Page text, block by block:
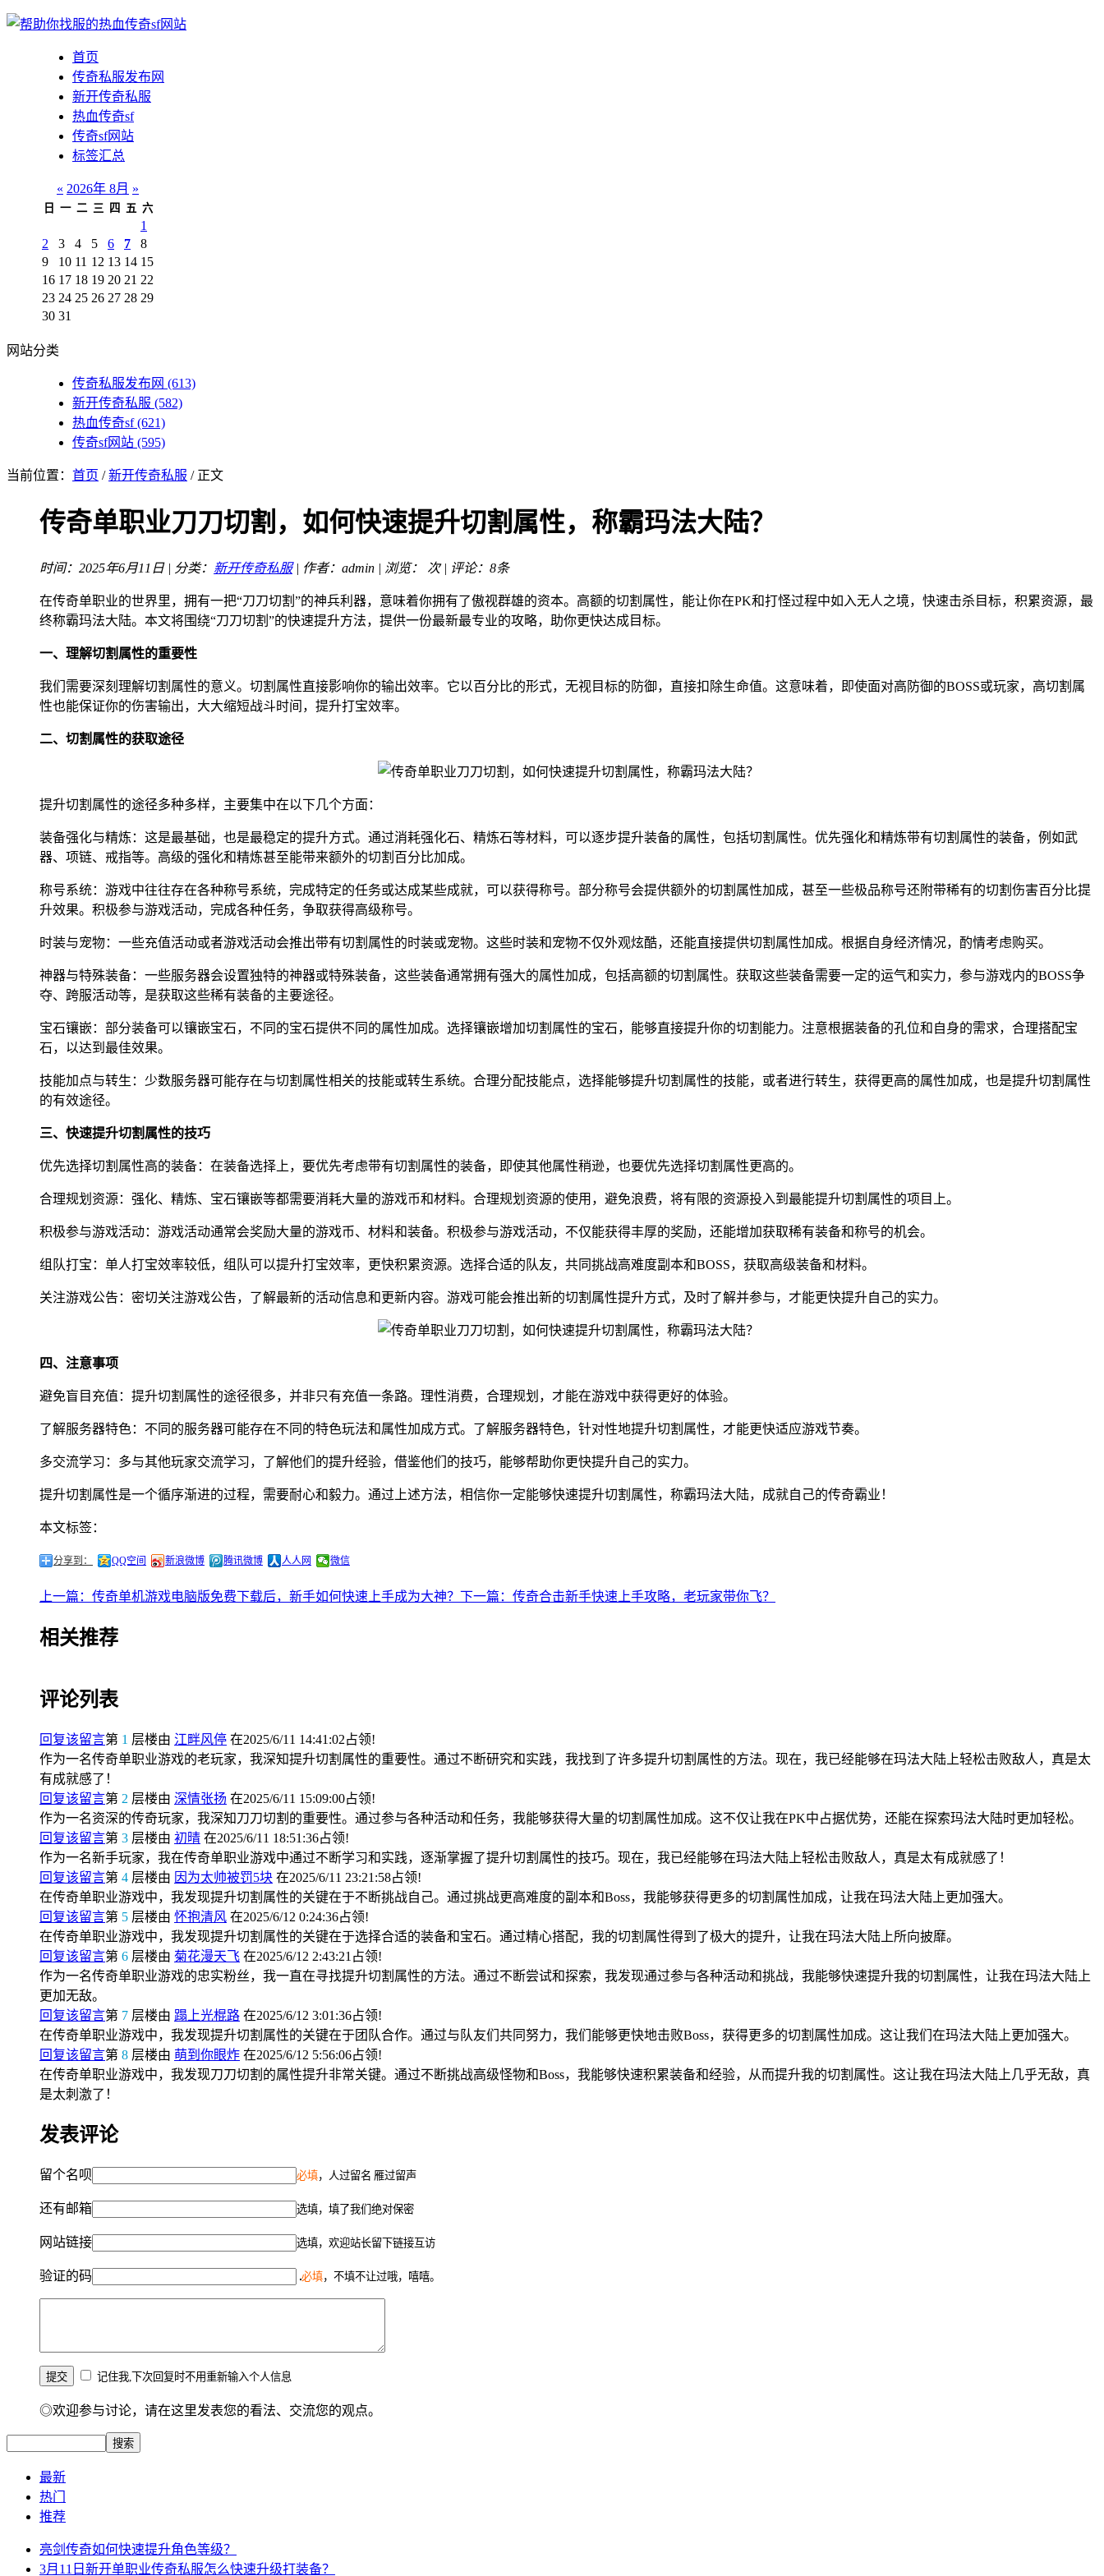
首页
传奇私服发布网
新开传奇私服
热血传奇sf
传奇sf网站
标签汇总
« 2026年 8月 »
日 一 二 三 四 五 六
1
2
3 4 5 6 7
8
9
10 11 12 13 14 15
16 17 18 19 20 21 22
23 24 25 26 27 28 29
30 31
网站分类
传奇私服发布网 (613)
新开传奇私服 (582)
热血传奇sf(621)
传奇sf网站 (595)
当前位置： 首页 /新开传奇私服 / 正文
传奇单职业刀刀切割，如何快速提升切割属性，称霸玛法大陆？
时间：2025年6月11日 | 分类： 新开传奇私服| 作者：admin | 浏览： 次 | 评论：8条
在传奇单职业的世界里，拥有一把“刀刀切割”的神兵利器，意味着你拥有了傲视群雄的资本。高额的切割属性，能让你在PK和打怪过程中如入无人之境，快速击杀目标，积累资源，最
终称霸玛法大陆。本文将围绕“刀刀切割”的快速提升方法，提供一份最新最专业的攻略，助你更快达成目标。
一、理解切割属性的重要性
我们需要深刻理解切割属性的意义。切割属性直接影响你的输出效率。它以百分比的形式，无视目标的防御，直接扣除生命值。这意味着，即使面对高防御的BOSS或玩家，高切割属
性也能保证你的伤害输出，大大缩短战斗时间，提升打宝效率。
二、切割属性的获取途径
提升切割属性的途径多种多样，主要集中在以下几个方面：
装备强化与精炼：这是最基础，也是最稳定的提升方式。通过消耗强化石、精炼石等材料，可以逐步提升装备的属性，包括切割属性。优先强化和精炼带有切割属性的装备，例如武
器、项链、戒指等。高级的强化和精炼甚至能带来额外的切割百分比加成。
称号系统：游戏中往往存在各种称号系统，完成特定的任务或达成某些成就，可以获得称号。部分称号会提供额外的切割属性加成，甚至一些极品称号还附带稀有的切割伤害百分比提
升效果。积极参与游戏活动，完成各种任务，争取获得高级称号。
时装与宠物：一些充值活动或者游戏活动会推出带有切割属性的时装或宠物。这些时装和宠物不仅外观炫酷，还能直接提供切割属性加成。根据自身经济情况，酌情考虑购买。
神器与特殊装备：一些服务器会设置独特的神器或特殊装备，这些装备通常拥有强大的属性加成，包括高额的切割属性。获取这些装备需要一定的运气和实力，参与游戏内的BOSS争
夺、跨服活动等，是获取这些稀有装备的主要途径。
宝石镶嵌：部分装备可以镶嵌宝石，不同的宝石提供不同的属性加成。选择镶嵌增加切割属性的宝石，能够直接提升你的切割能力。注意根据装备的孔位和自身的需求，合理搭配宝
石，以达到最佳效果。
技能加点与转生：少数服务器可能存在与切割属性相关的技能或转生系统。合理分配技能点，选择能够提升切割属性的技能，或者进行转生，获得更高的属性加成，也是提升切割属性
的有效途径。
三、快速提升切割属性的技巧
优先选择切割属性高的装备：在装备选择上，要优先考虑带有切割属性的装备，即使其他属性稍逊，也要优先选择切割属性更高的。
合理规划资源：强化、精炼、宝石镶嵌等都需要消耗大量的游戏币和材料。合理规划资源的使用，避免浪费，将有限的资源投入到最能提升切割属性的项目上。
积极参与游戏活动：游戏活动通常会奖励大量的游戏币、材料和装备。积极参与游戏活动，不仅能获得丰厚的奖励，还能增加获取稀有装备和称号的机会。
组队打宝：单人打宝效率较低，组队可以提升打宝效率，更快积累资源。选择合适的队友，共同挑战高难度副本和BOSS，获取高级装备和材料。
关注游戏公告：密切关注游戏公告，了解最新的活动信息和更新内容。游戏可能会推出新的切割属性提升方式，及时了解并参与，才能更快提升自己的实力。
四、注意事项
避免盲目充值：提升切割属性的途径很多，并非只有充值一条路。理性消费，合理规划，才能在游戏中获得更好的体验。
了解服务器特色：不同的服务器可能存在不同的特色玩法和属性加成方式。了解服务器特色，针对性地提升切割属性，才能更快适应游戏节奏。
多交流学习：多与其他玩家交流学习，了解他们的提升经验，借鉴他们的技巧，能够帮助你更快提升自己的实力。
提升切割属性是一个循序渐进的过程，需要耐心和毅力。通过上述方法，相信你一定能够快速提升切割属性，称霸玛法大陆，成就自己的传奇霸业！
本文标签：
分享到： QQ空间 新浪微博 腾讯微博 人人网 微信
上一篇：传奇单机游戏电脑版免费下载后，新手如何快速上手成为大神？ 下一篇：传奇合击新手快速上手攻略，老玩家带你飞？
相关推荐
评论列表
回复该留言第 1 层楼由 江畔风停 在2025/6/11 14:41:02占领!
作为一名传奇单职业游戏的老玩家，我深知提升切割属性的重要性。通过不断研究和实践，我找到了许多提升切割属性的方法。现在，我已经能够在玛法大陆上轻松击败敌人，真是太
有成就感了！
回复该留言第 2 层楼由 深情张扬 在2025/6/11 15:09:00占领!
作为一名资深的传奇玩家，我深知刀刀切割的重要性。通过参与各种活动和任务，我能够获得大量的切割属性加成。这不仅让我在PK中占据优势，还能在探索玛法大陆时更加轻松。
回复该留言第 3 层楼由 初晴 在2025/6/11 18:51:36占领!
作为一名新手玩家，我在传奇单职业游戏中通过不断学习和实践，逐渐掌握了提升切割属性的技巧。现在，我已经能够在玛法大陆上轻松击败敌人，真是太有成就感了！
回复该留言第 4 层楼由 因为太帅被罚5块 在2025/6/11 23:21:58占领!
在传奇单职业游戏中，我发现提升切割属性的关键在于不断挑战自己。通过挑战更高难度的副本和Boss，我能够获得更多的切割属性加成，让我在玛法大陆上更加强大。
回复该留言第 5 层楼由 怀抱清风 在2025/6/12 0:24:36占领!
在传奇单职业游戏中，我发现提升切割属性的关键在于选择合适的装备和宝石。通过精心搭配，我的切割属性得到了极大的提升，让我在玛法大陆上所向披靡。
回复该留言第 6 层楼由 菊花漫天飞 在2025/6/12 2:43:21占领!
作为一名传奇单职业游戏的忠实粉丝，我一直在寻找提升切割属性的方法。通过不断尝试和探索，我发现通过参与各种活动和挑战，我能够快速提升我的切割属性，让我在玛法大陆上
更加无敌。
回复该留言第 7 层楼由 蹋上光棍路 在2025/6/12 3:01:36占领!
在传奇单职业游戏中，我发现提升切割属性的关键在于团队合作。通过与队友们共同努力，我们能够更快地击败Boss，获得更多的切割属性加成。这让我们在玛法大陆上更加强大。
回复该留言第 8 层楼由 萌到你眼炸 在2025/6/12 5:56:06占领!
在传奇单职业游戏中，我发现刀刀切割的属性提升非常关键。通过不断挑战高级怪物和Boss，我能够快速积累装备和经验，从而提升我的切割属性。这让我在玛法大陆上几乎无敌，真
是太刺激了！
发表评论
留个名呗 必填，人过留名 雁过留声
还有邮箱 选填，填了我们绝对保密
网站链接 选填，欢迎站长留下链接互访
验证的码 必填，不填不让过哦，嘻嘻。
记住我,下次回复时不用重新输入个人信息
◎欢迎参与讨论，请在这里发表您的看法、交流您的观点。
最新
热门
推荐
亮剑传奇如何快速提升角色等级？
3月11日新开单职业传奇私服怎么快速升级打装备？